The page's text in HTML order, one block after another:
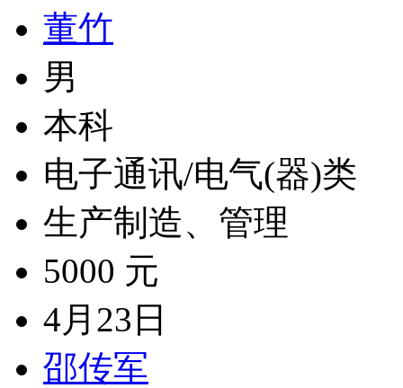
董竹
男
本科
电子通讯/电气(器)类
生产制造、管理
5000 元
4月23日
邵传军